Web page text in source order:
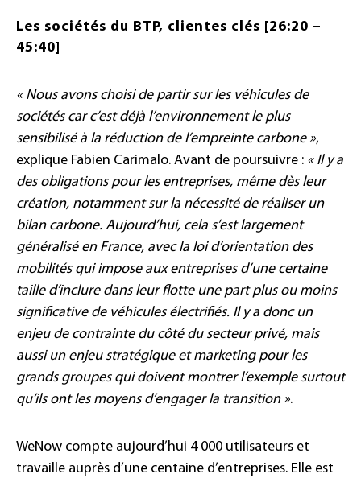
Les sociétés du BTP, clientes clés [26:20 –
45:40]
« Nous avons choisi de partir sur les véhicules de
sociétés car c’est déjà l’environnement le plus
sensibilisé à la réduction de l’empreinte carbone »,
explique Fabien Carimalo. Avant de poursuivre : « Il y a
des obligations pour les entreprises, même dès leur
création, notamment sur la nécessité de réaliser un
bilan carbone. Aujourd’hui, cela s’est largement
généralisé en France, avec la loi d’orientation des
mobilités qui impose aux entreprises d’une certaine
taille d’inclure dans leur flotte une part plus ou moins
significative de véhicules électrifiés. Il y a donc un
enjeu de contrainte du côté du secteur privé, mais
aussi un enjeu stratégique et marketing pour les
grands groupes qui doivent montrer l’exemple surtout
qu’ils ont les moyens d’engager la transition ».
WeNow compte aujourd’hui 4 000 utilisateurs et
travaille auprès d’une centaine d’entreprises. Elle est